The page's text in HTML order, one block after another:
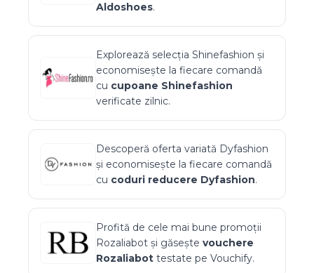
Aldoshoes.
Explorează selecția Shinefashion și
economisește la fiecare comandă
cu cupoane Shinefashion
verificate zilnic.
Descoperă oferta variată Dyfashion
și economisește la fiecare comandă
cu coduri reducere Dyfashion.
Profită de cele mai bune promoții
Rozaliabot și găsește vouchere
Rozaliabot testate pe Vouchify.